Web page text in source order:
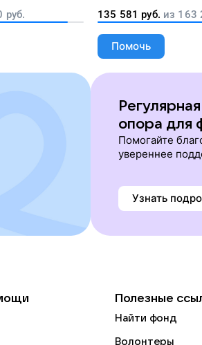
руб.
135 581 руб. из 163
Помочь
опора для
Помогайте
увереннее
Узнать
Полезные
Найти фонд
Волонтеры